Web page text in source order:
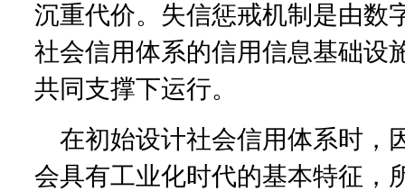
沉重代价。失信惩戒机制是由数
社会信用体系的信用信息基础设
共同支撑下运行。
在初始设计社会信用体系时，
会具有工业化时代的基本特征，